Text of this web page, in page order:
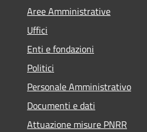
Aree Amministrative
Uffici
Enti e fondazioni
Politici
Personale Amministrativo
Documenti e dati
Attuazione misure PNRR